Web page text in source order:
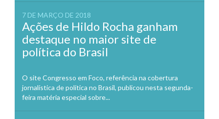
7 DE MARÇO DE 2018
Ações de Hildo Rocha ganham
destaque no maior site de
política do Brasil
O site Congresso em Foco, referência na cobertura
jornalística de política no Brasil, publicou nesta segunda-
feira matéria especial sobre...